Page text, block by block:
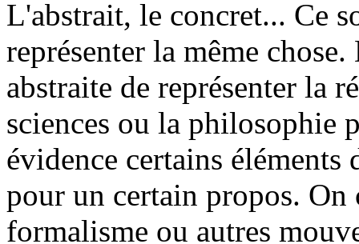
L'abstrait, le concret... Ce
représenter la même
abstraite de représenter la
sciences ou la philosophie
évidence certains
pour un certain propos.
formalisme ou autres